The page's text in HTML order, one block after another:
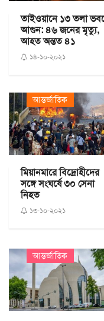
তাইওয়ানে ১৩ তলা
আগুন: ৪৬ জনের মৃত্যু,
আহত অন্তত ৪১
১৪-১০-২০২১
আন্তর্জাতিক
মিয়ানমারে বিদ্রোহীদের
সঙ্গে সংঘর্ষে ৩০ সেনা
নিহত
১৩-১০-২০২১
আন্তর্জাতিক